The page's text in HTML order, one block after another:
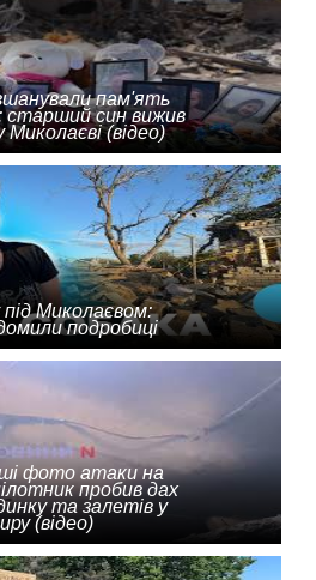
пам'ять
старший син вижив
Миколаєві (відео)
Миколаєвом:
подробиці
фото атаки на
пробив дах
та залетів у
(відео)